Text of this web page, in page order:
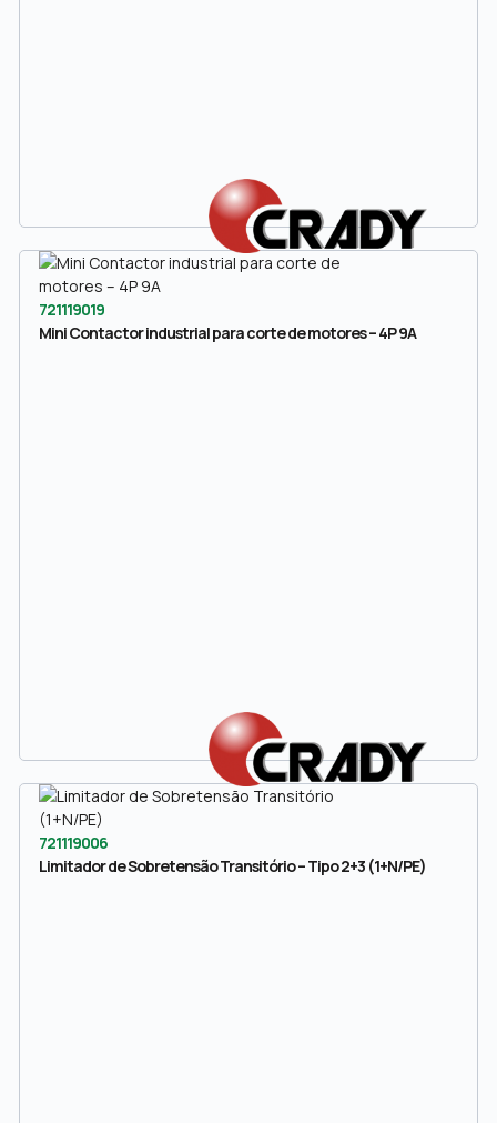
721119019
Mini Contactor industrial para corte de motores – 4P 9A
721119006
Limitador de Sobretensão Transitório – Tipo 2+3 (1+N/PE)